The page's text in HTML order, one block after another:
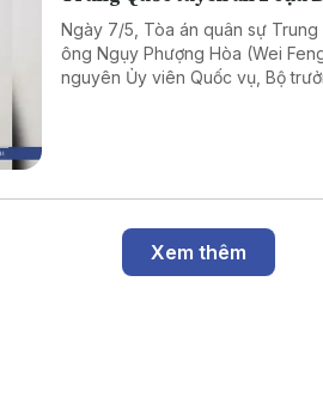
Ngày 7/5, Tòa án quân sự
ông Ngụy Phượng Hòa (Wei
nguyên Ủy viên Quốc vụ, Bộ
Xem thêm